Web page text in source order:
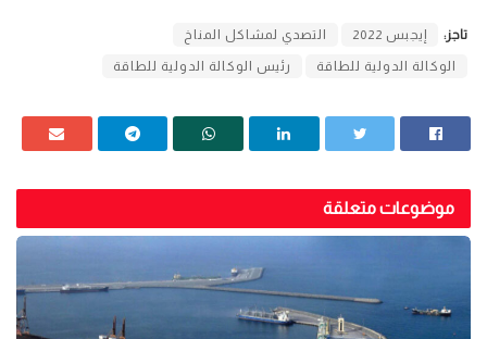
تاجز: إيجبس 2022 التصدي لمشاكل المناخ
الوكالة الدولية للطاقة رئيس الوكالة الدولية للطاقة
موضوعات متعلقة